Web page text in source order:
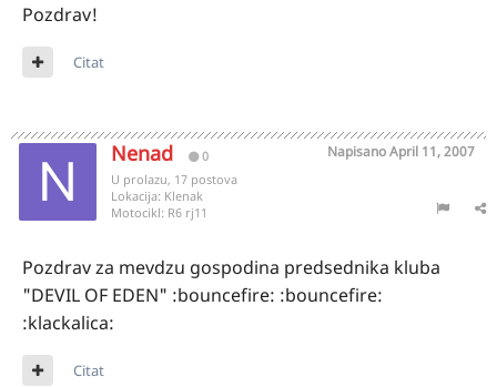
Pozdrav!
Citat
Nenad 0 NapisanoApril 11, 2007
U prolazu, 17 postova
Lokacija: Klenak
Motocikl: R6 rj11
Pozdrav za mevdzu gospodina predsednika kluba
"DEVIL OF EDEN" :bouncefire: :bouncefire:
:klackalica:
Citat